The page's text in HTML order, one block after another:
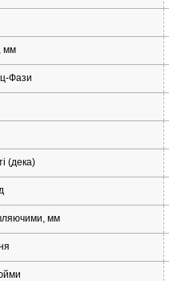
мм
Фази
(дека)
мм